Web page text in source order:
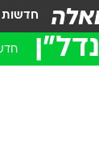
חדשות
נדל״ן